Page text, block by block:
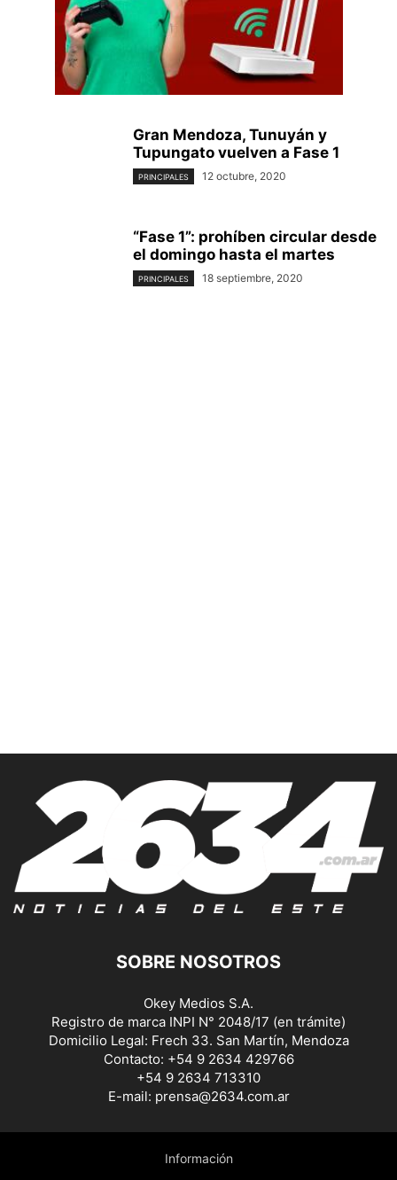
Gran Mendoza, Tunuyán y
Tupungato vuelven a Fase 1
PRINCIPALES 12 octubre, 2020
“Fase 1”: prohíben circular desde
el domingo hasta el martes
PRINCIPALES 18 septiembre, 2020
SOBRE NOSOTROS
Okey Medios S.A.
Registro de marca INPI N° 2048/17 (en trámite)
Domicilio Legal: Frech 33. San Martín, Mendoza
Contacto: +54 9 2634 429766
+54 9 2634 713310
E-mail: prensa@2634.com.ar
Información